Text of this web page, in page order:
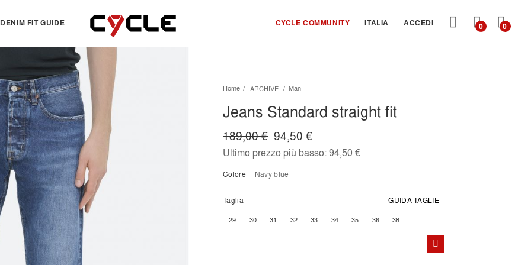
DENIM FIT GUIDE CYCLE COMMUNITY ITALIA ACCEDI 0 0
Essentials
View all
Jackets & Sweatshirts
Knitwear
Shirts
T-shirts
OTHERS
View all
Dresses
Skirts
Bermuda & shorts
Home ARCHIVE Man
Jeans Standard straight fit
94,50 €
189,00 €
Ultimo prezzo più basso:94,50 €
Colore navy blue
Taglia GUIDA TAGLIE
29 30 31 32 33 34 35 36 38